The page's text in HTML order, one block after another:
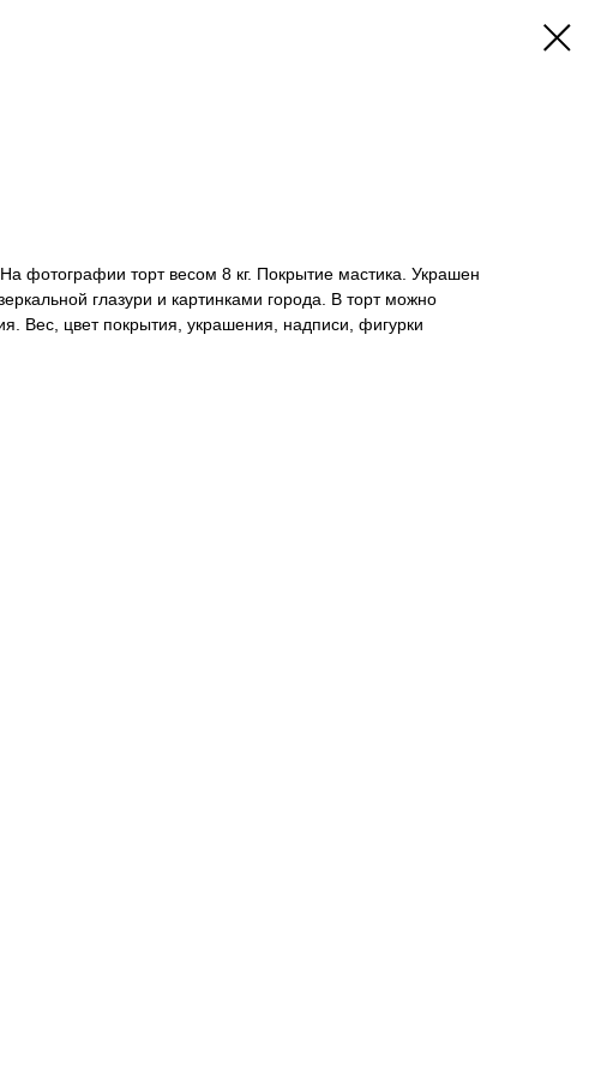
фотографии торт весом 8 кг. Покрытие мастика. Украшен
глазури и картинками города. В торт можно
Вес, цвет покрытия, украшения, надписи, фигурки